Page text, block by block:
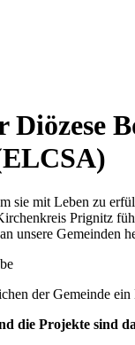
sie mit Leben zu
Prignitz
unsere Gemeinden
der Gemeinde
die Projekte sind